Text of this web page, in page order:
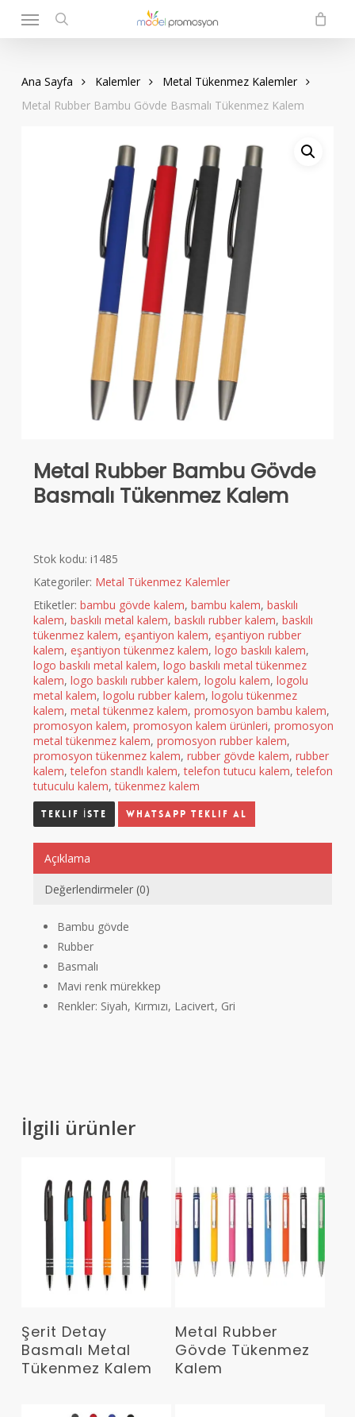
search
Menu
Ana Sayfa Kalemler
Metal Tükenmez Kalemler
Metal Rubber Bambu Gövde Basmalı Tükenmez Kalem
Metal Rubber Bambu Gövde
Basmalı Tükenmez Kalem
Stok kodu: i1485
Kategoriler: Metal Tükenmez Kalemler
Etiketler: bambu gövde kalem, bambu kalem, baskılı
kalem, baskılı metal kalem, baskılı rubber kalem, baskılı
tükenmez kalem, eşantiyon kalem, eşantiyon rubber
kalem, eşantiyon tükenmez kalem, logo baskılı kalem,
logo baskılı metal kalem, logo baskılı metal tükenmez
kalem, logo baskılı rubber kalem, logolu kalem, logolu
metal kalem, logolu rubber kalem, logolu tükenmez
kalem, metal tükenmez kalem, promosyon bambu kalem,
promosyon kalem, promosyon kalem ürünleri, promosyon
metal tükenmez kalem, promosyon rubber kalem,
promosyon tükenmez kalem, rubber gövde kalem, rubber
kalem,telefon standlı kalem,telefon tutucu kalem,telefon
tutuculu kalem,tükenmez kalem
Whatsapp Teklif Al
Açıklama
Değerlendirmeler (0)
Bambu gövde
Rubber
Basmalı
Mavi renk mürekkep
Renkler: Siyah, Kırmızı, Lacivert, Gri
İlgili ürünler
Devamını Oku
Şerit Detay
Basmalı Metal
Tükenmez Kalem
Devamını Oku
Metal Rubber
Gövde Tükenmez
Kalem